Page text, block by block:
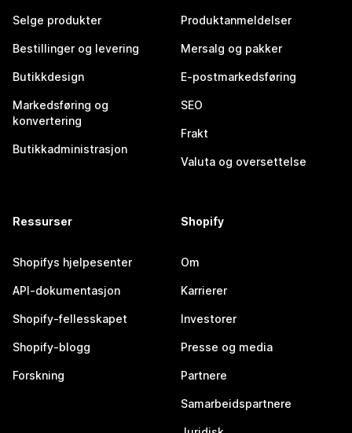
Selge produkter
Bestillinger og levering
Butikkdesign
Markedsføring og
konvertering
Butikkadministrasjon
Produktanmeldelser
Mersalg og pakker
E-postmarkedsføring
SEO
Frakt
Valuta og oversettelse
Ressurser
Shopifys hjelpesenter
API-dokumentasjon
Shopify-fellesskapet
Shopify-blogg
Forskning
Shopify
Om
Karrierer
Investorer
Presse og media
Partnere
Samarbeidspartnere